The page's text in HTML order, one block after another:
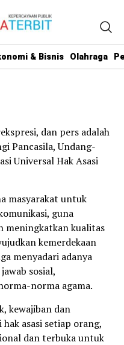
& Bisnis Olahraga
dan pers adalah
Pancasila, Undang-
Universal Hak Asasi
masyarakat untuk
guna
meningkatkan kualitas
kemerdekaan
menyadari adanya
sosial,
norma agama.
kewajiban dan
asasi setiap orang,
dan terbuka untuk